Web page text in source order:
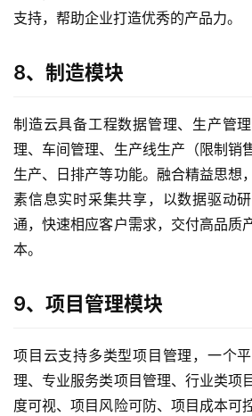
首
e
f
X
分
类
讯
问
答
支持，帮助企业打造优秀的产品力。
8、制造模块
制造云具备工程数据管理、生产管
理、车间管理、生产线生产（限制销
生产、日排产等功能。融合精益思想
素信息实时采集共享，以数据驱动
通，快速相应客户需求，交付高品质
本。
9、项目管理模块
项目云支持多类型项目管理，一个
理、专业服务类项目管理、行业类项
度可视、项目风险可防、项目成本可